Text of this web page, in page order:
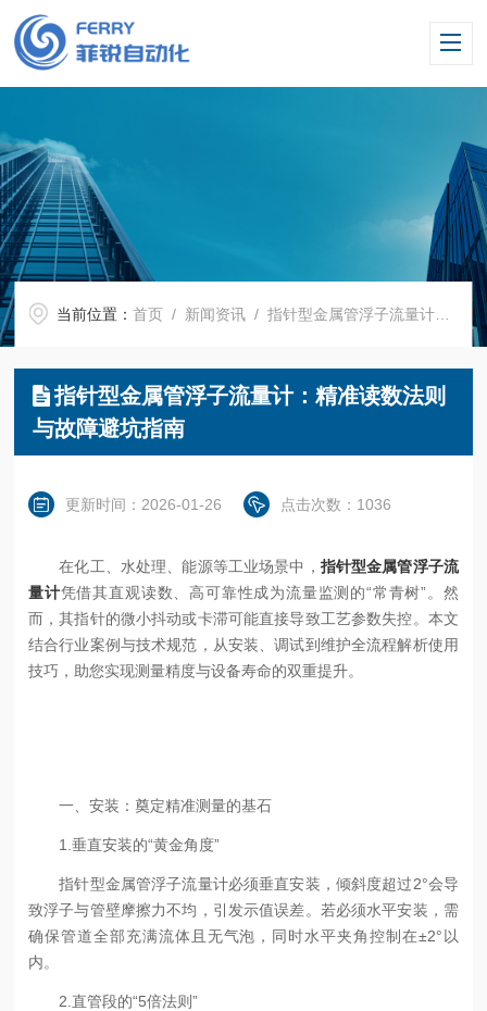
当前位置：首页 / 新闻资讯 / 指针型金属管浮子流量计：精准读数法则与故障避坑指南
指针型金属管浮子流量计：精准读数法则
与故障避坑指南
更新时间：2026-01-26 点击次数：1036
在化工、水处理、能源等工业场景中， 指针型金属管浮子流
量计凭借其直观读数、高可靠性成为流量监测的“常青树”。然
而，其指针的微小抖动或卡滞可能直接导致工艺参数失控。本文
结合行业案例与技术规范，从安装、调试到维护全流程解析使用
技巧，助您实现测量精度与设备寿命的双重提升。
一、安装：奠定精准测量的基石
1.垂直安装的“黄金角度”
指针型金属管浮子流量计必须垂直安装，倾斜度超过2°会导
致浮子与管壁摩擦力不均，引发示值误差。若必须水平安装，需
确保管道全部充满流体且无气泡，同时水平夹角控制在±2°以
内。
2.直管段的“5倍法则”